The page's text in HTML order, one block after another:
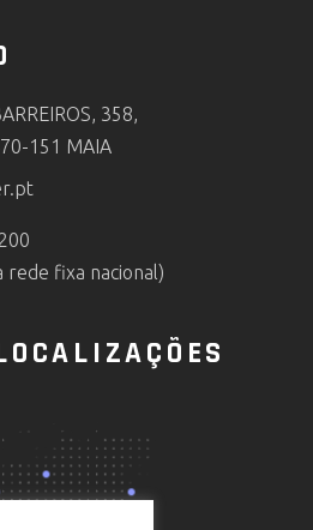
358,
151 MAIA
rede fixa nacional)